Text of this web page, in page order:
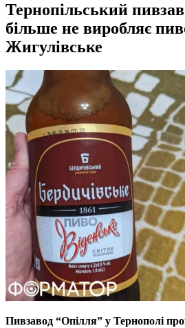
Тернопільський
більше не виробляє
Жигулівське
Пивзавод “Опілля” у Тернополі